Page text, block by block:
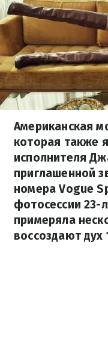
Американская
которая также
исполнителя
приглашенной
номера Vogue
фотосессии 23-
примеряла
воссоздают дух